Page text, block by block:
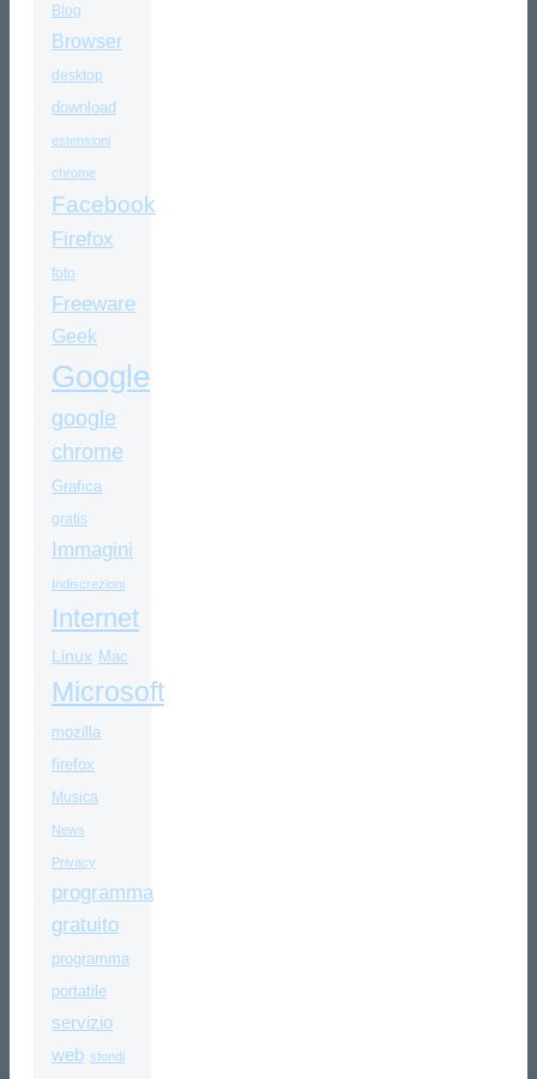
Blog
Browser
desktop
download
estensioni
chrome
Facebook
Firefox
foto
Freeware
Geek
Google
google
chrome
Grafica
gratis
Immagini
Indiscrezioni
Internet
Linux Mac
Microsoft
mozilla
firefox
Musica
News
Privacy
programma
gratuito
programma
portatile
servizio
web sfondi